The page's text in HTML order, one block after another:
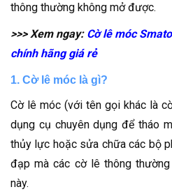
thông thường không mở được.
>>> Xem ngay: Cờ lê móc
chính hãng giá rẻ
1. Cờ lê móc là gì?
Cờ lê móc (với tên gọi khác là
dụng cụ chuyên dụng để tháo
thủy lực hoặc sửa chữa các bộ
đạp mà các cờ lê thông
này.